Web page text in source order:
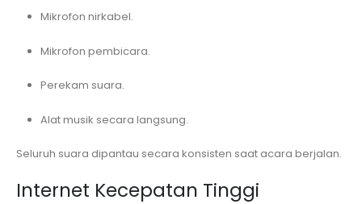
Mikrofon nirkabel.
Mikrofon pembicara.
Perekam suara.
Alat musik secara langsung.
Seluruh suara dipantau secara konsisten saat acara berjalan.
Internet Kecepatan Tinggi